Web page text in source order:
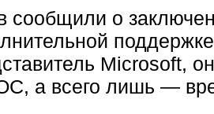
сообщили о
Microsoft,
а всего лишь —